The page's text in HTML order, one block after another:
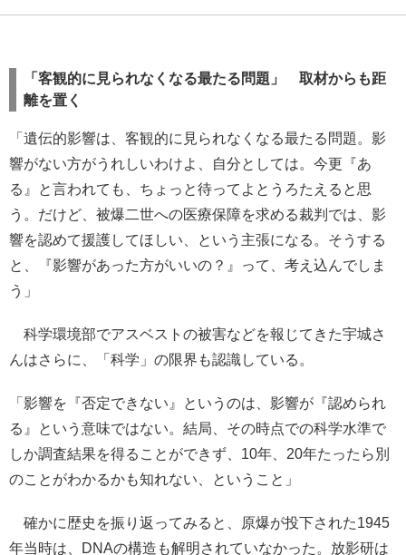
「客観的に見られなくなる最たる問題」 取材からも距
離を置く
「遺伝的影響は、客観的に見られなくなる最たる問題。影
響がない方がうれしいわけよ、自分としては。今更『あ
る』と言われても、ちょっと待ってよとうろたえると思
う。だけど、被爆二世への医療保障を求める裁判では、影
響を認めて援護してほしい、という主張になる。そうする
と、『影響があった方がいいの？』って、考え込んでしま
う」
科学環境部でアスベストの被害などを報じてきた宇城さ
んはさらに、「科学」の限界も認識している。
「影響を『否定できない』というのは、影響が『認められ
る』という意味ではない。結局、その時点での科学水準で
しか調査結果を得ることができず、10年、20年たったら別
のことがわかるかも知れない、ということ」
確かに歴史を振り返ってみると、原爆が投下された1945
年当時は、DNAの構造も解明されていなかった。放影研は